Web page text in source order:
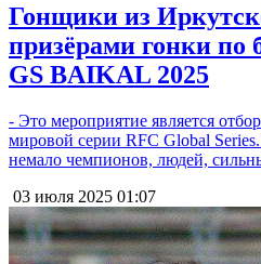
Гонщики из
призёрами гонки по
GS BAIKAL 2025
- Это мероприятие является
мировой серии RFC Global
немало чемпионов, людей,
03 июля 2025 01:07